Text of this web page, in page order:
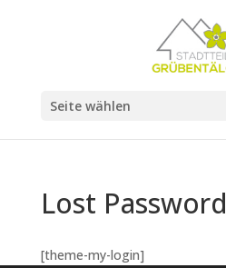
Seite wählen
Lost Password
[theme-my-login]